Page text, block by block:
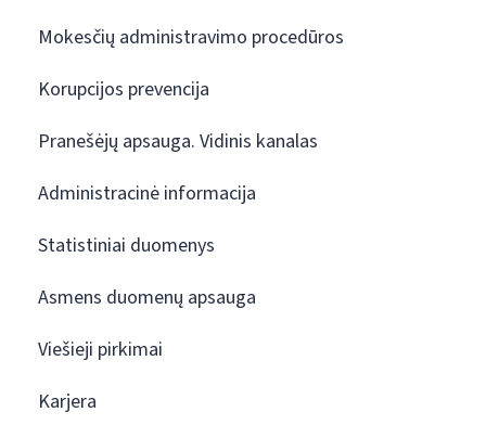
Mokesčių administravimo procedūros
Korupcijos prevencija
Pranešėjų apsauga. Vidinis kanalas
Administracinė informacija
Statistiniai duomenys
Asmens duomenų apsauga
Viešieji pirkimai
Karjera